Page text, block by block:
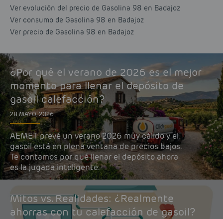
Ver evolución del precio de Gasolina 98 en Badajoz
Ver consumo de Gasolina 98 en Badajoz
Ver precio de Gasolina 98 en Badajoz
¿Por qué el verano de 2026 es el mejor
momento para llenar el depósito de
gasoil calefacción?
28 MAYO, 2026
AEMET prevé un verano 2026 muy cálido y el
gasoil está en plena ventana de precios bajos.
Te contamos por qué llenar el depósito ahora
es la jugada inteligente.
Mitos vs. Realidades: ¿Realmente
ahorras con tu calefacción de gasoil?